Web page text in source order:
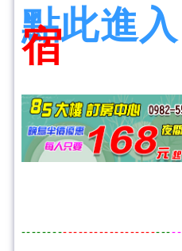
點此進入
宿
-------------------------------